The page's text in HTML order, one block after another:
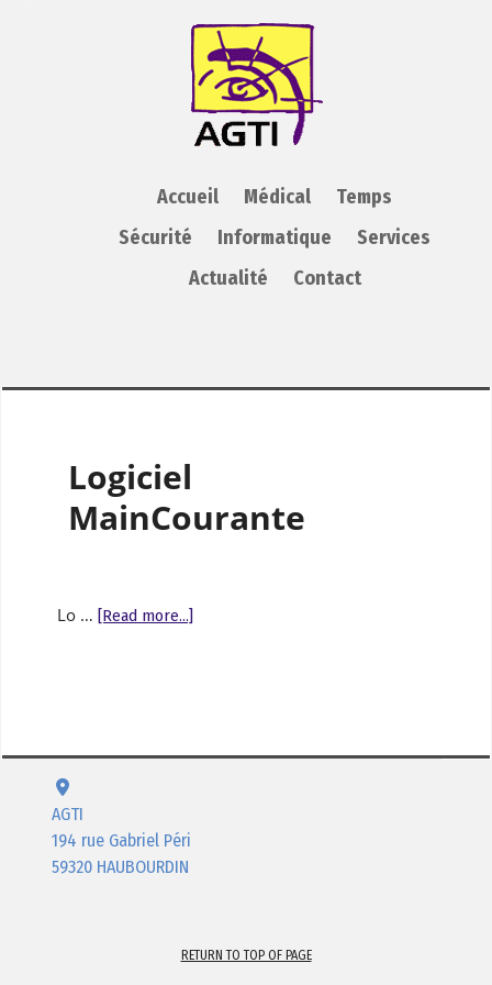
AGTI
Accueil Médical
Temps
Sécurité
Informatique
Services
Actualité
Contact
Logiciel
MainCourante
Lo … [Read more...]
AGTI
194 rue Gabriel Péri
59320 HAUBOURDIN
RETURN TO TOP OF PAGE